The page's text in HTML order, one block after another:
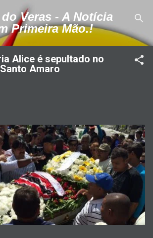
para o conteúdo principal
Veras - A Notícia
Primeira Mão.!
Alice é sepultado no
Amaro